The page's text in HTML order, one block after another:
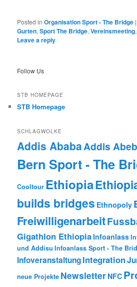
Posted in Organisation Sport - The Bridge
Gurten,Sport The Bridge,Vereinsmeeting
Leave a reply
Follow Us
STB HOMEPAGE
STB Homepage
SCHLAGWOLKE
Addis AbabaAddis
Bern Sport - The
Cooltour Ethiopia
builds bridges Ethnopoly
Freiwilligenarbeit
Gigathlon EthiopiaInfoanlass
und Addisu Infoanlass Sport - The
InfoveranstaltungIntegration
neue Projekte Newsletter NFC